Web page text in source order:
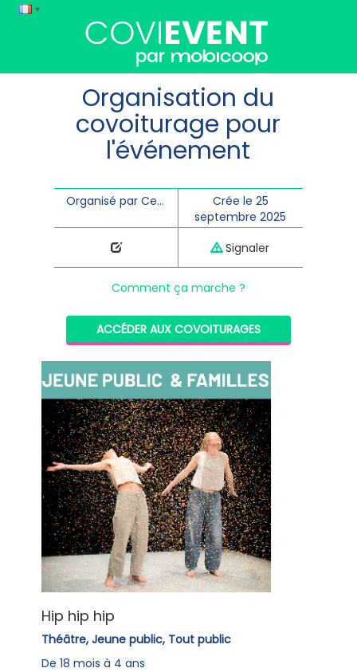
Organisation du
covoiturage pour
l'événement
Organisé par Centre Culturel de Theux
Crée le 25
septembre 2025
Signaler
Comment ça marche ?
ACCÉDER AUX COVOITURAGES
Hip hip hip
Théâtre, Jeune public, Tout public
De 18 mois à 4 ans